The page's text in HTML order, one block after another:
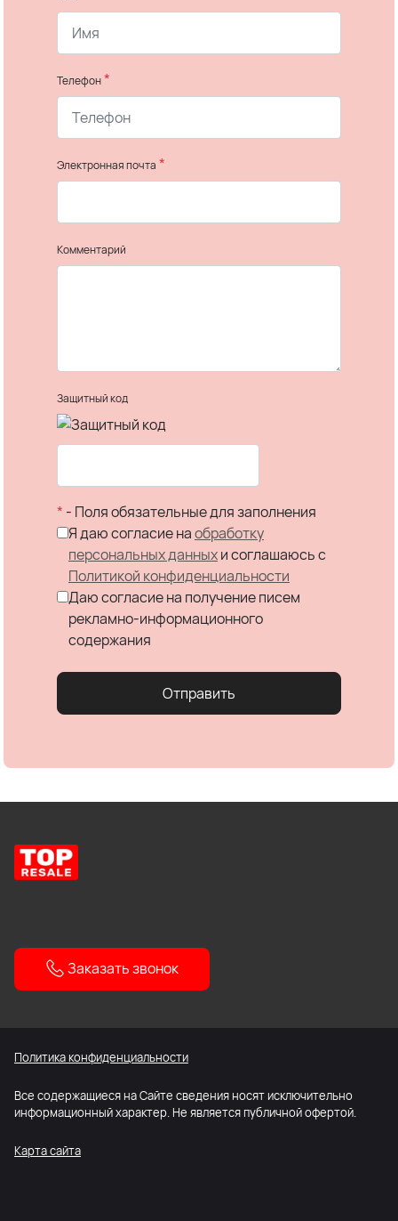
Телефон*
Электронная почта *
Комментарий
Защитный код
* - Поля обязательные для заполнения
Я даю согласие наобработку
персональных данныхи соглашаюсь c
Политикой конфиденциальности
Даю согласие на получение писем
рекламно-информационного
содержания
Отправить
Заказать звонок
Политика конфиденциальности
Все содержащиеся на Сайте сведения носят исключительно
информационный характер. Не является публичной офертой.
Карта сайта